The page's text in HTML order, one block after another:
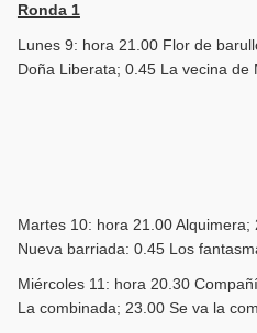
Ronda 1
Lunes 9: hora 21.00 Flor de
Doña Liberata; 0.45 La vecina de
Martes 10: hora 21.00
Nueva barriada: 0.45 Los
Miércoles 11: hora 20.30
La combinada; 23.00 Se va la